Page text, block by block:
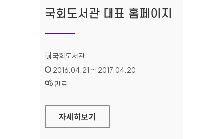
국회도서관 대표 홈페이지
기관명 :
국회도서관
인증기간 :
2016.04.21 ~ 2017.04.20
상태 :
만료
국회도서관 대표 홈페이지
자세히보기